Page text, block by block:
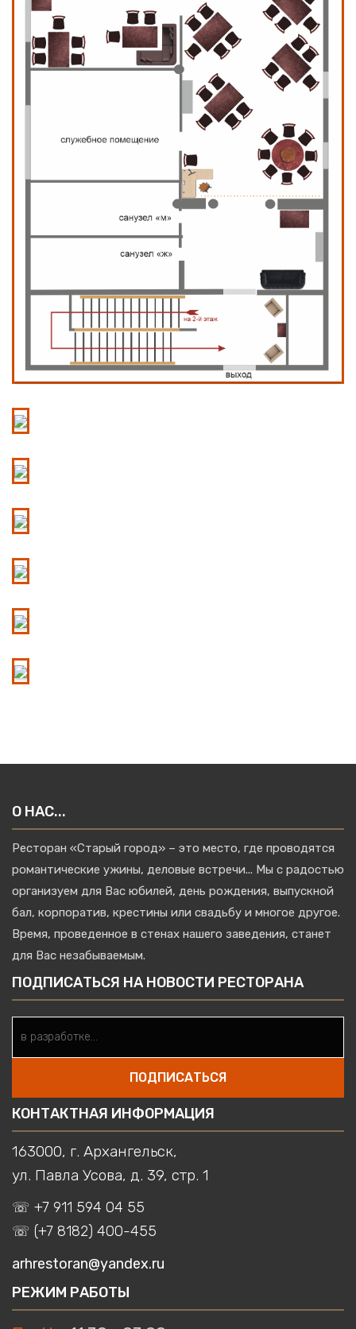
О НАС...
Ресторан «Старый город» – это место, где проводятся
романтические ужины, деловые встречи... Мы с радостью
организуем для Вас юбилей, день рождения, выпускной
бал, корпоратив, крестины или свадьбу и многое другое.
Время, проведенное в стенах нашего заведения, станет
для Вас незабываемым.
ПОДПИСАТЬСЯ НА НОВОСТИ РЕСТОРАНА
ПОДПИСАТЬСЯ
КОНТАКТНАЯ ИНФОРМАЦИЯ
163000, г. Архангельск,
ул. Павла Усова, д. 39, стр. 1
☏ +7 911 594 04 55
☏ (+7 8182) 400-455
arhrestoran@yandex.ru
РЕЖИМ РАБОТЫ